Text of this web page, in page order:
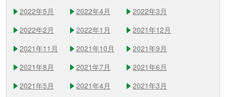
2022年5月
2022年4月
2022年3月
2022年2月
2022年1月
2021年12月
2021年11月
2021年10月
2021年9月
2021年8月
2021年7月
2021年6月
2021年5月
2021年4月
2021年3月